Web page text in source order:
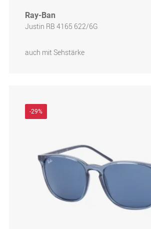
Ray-Ban
Justin RB 4165 622/6G
auch mit Sehstärke
-29%